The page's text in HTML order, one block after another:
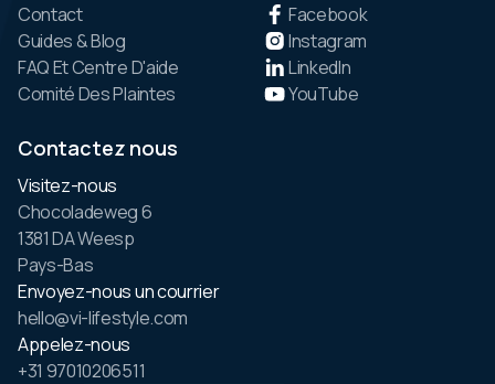
Contact
Guides & Blog
FAQ Et Centre D'aide
Comité Des Plaintes
Facebook
Instagram
LinkedIn
YouTube
Contactez nous
Visitez-nous
Chocoladeweg 6
1381 DA Weesp
Pays-Bas
Envoyez-nous un courrier
hello@vi-lifestyle.com
Appelez-nous
+31 97010206511